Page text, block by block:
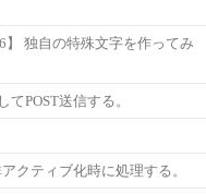
】 独自の特殊文字を作ってみ
POST送信する。
クティブ化時に処理する。